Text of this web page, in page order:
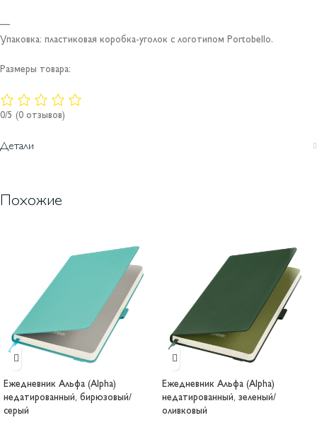
—
Упаковка: пластиковая коробка-уголок с логотипом Portobello.
Размеры товара:
0/5 (0 отзывов)
Детали
Похожие
Ежедневник Альфа (Alpha)
недатированный, бирюзовый/
серый
Ежедневник Альфа (Alpha)
недатированный, зеленый/
оливковый